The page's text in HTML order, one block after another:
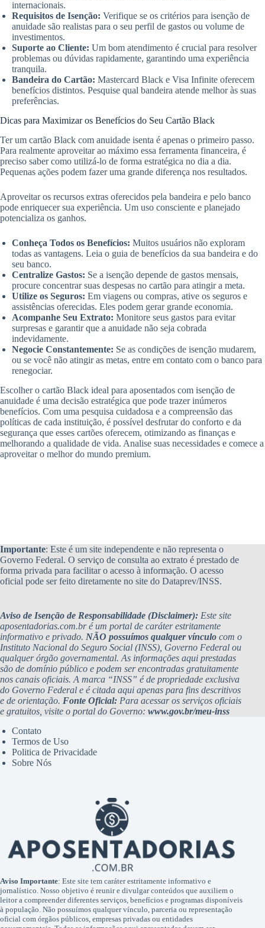
internacionais.
Requisitos de Isenção: Verifique se os critérios para isenção de
anuidade são realistas para o seu perfil de gastos ou volume de
investimentos.
Suporte ao Cliente: Um bom atendimento é crucial para resolver
problemas ou dúvidas rapidamente, garantindo uma experiência
tranquila.
Bandeira do Cartão: Mastercard Black e Visa Infinite oferecem
benefícios distintos. Pesquise qual bandeira atende melhor às suas
preferências.
Dicas para Maximizar os Benefícios do Seu Cartão Black
Ter um cartão Black com anuidade isenta é apenas o primeiro passo.
Para realmente aproveitar ao máximo essa ferramenta financeira, é
preciso saber como utilizá-lo de forma estratégica no dia a dia.
Pequenas ações podem fazer uma grande diferença nos resultados.
Aproveitar os recursos extras oferecidos pela bandeira e pelo banco
pode enriquecer sua experiência. Um uso consciente e planejado
potencializa os ganhos.
Conheça Todos os Benefícios: Muitos usuários não exploram
todas as vantagens. Leia o guia de benefícios da sua bandeira e do
seu banco.
Centralize Gastos: Se a isenção depende de gastos mensais,
procure concentrar suas despesas no cartão para atingir a meta.
Utilize os Seguros: Em viagens ou compras, ative os seguros e
assistências oferecidas. Eles podem gerar grande economia.
Acompanhe Seu Extrato: Monitore seus gastos para evitar
surpresas e garantir que a anuidade não seja cobrada
indevidamente.
Negocie Constantemente: Se as condições de isenção mudarem,
ou se você não atingir as metas, entre em contato com o banco para
renegociar.
Escolher o cartão Black ideal para aposentados com isenção de
anuidade é uma decisão estratégica que pode trazer inúmeros
benefícios. Com uma pesquisa cuidadosa e a compreensão das
políticas de cada instituição, é possível desfrutar do conforto e da
segurança que esses cartões oferecem, otimizando as finanças e
melhorando a qualidade de vida. Analise suas necessidades e comece a
aproveitar o melhor do mundo premium.
Importante: Este é um site independente e não representa o
Governo Federal. O serviço de consulta ao extrato é prestado de
forma privada para facilitar o acesso à informação. O acesso
oficial pode ser feito diretamente no site do Dataprev/INSS.
Aviso de Isenção de Responsabilidade (Disclaimer): Este site
aposentadorias.com.br é um portal de caráter estritamente
informativo e privado. NÃO possuímos qualquer vínculo com o
Instituto Nacional do Seguro Social (INSS), Governo Federal ou
qualquer órgão governamental. As informações aqui prestadas
são de domínio público e podem ser encontradas gratuitamente
nos canais oficiais. A marca “INSS” é de propriedade exclusiva
do Governo Federal e é citada aqui apenas para fins descritivos
e de orientação. Fonte Oficial: Para acessar os serviços oficiais
e gratuitos, visite o portal do Governo: www.gov.br/meu-inss
Contato
Termos de Uso
Politica de Privacidade
Sobre Nós
Aviso Importante: Este site tem caráter estritamente informativo e
jornalístico. Nosso objetivo é reunir e divulgar conteúdos que auxiliem o
leitor a compreender diferentes serviços, benefícios e programas disponíveis
à população. Não possuímos qualquer vínculo, parceria ou representação
oficial com órgãos públicos, empresas privadas ou entidades